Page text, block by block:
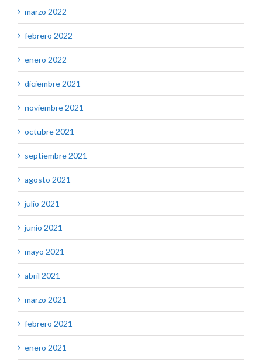
marzo 2022
febrero 2022
enero 2022
diciembre 2021
noviembre 2021
octubre 2021
septiembre 2021
agosto 2021
julio 2021
junio 2021
mayo 2021
abril 2021
marzo 2021
febrero 2021
enero 2021